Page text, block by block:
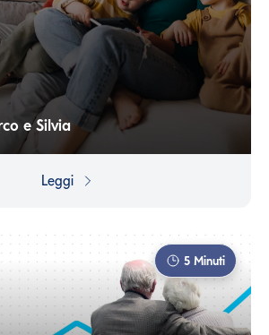
e Silvia
è possibile, se si guarda oltre ai
Leggi
5 Minuti